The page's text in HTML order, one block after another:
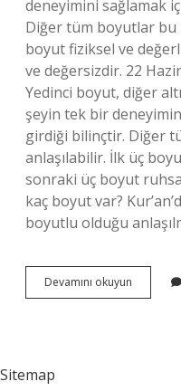
deneyimini sağlamak
Diğer tüm boyutlar bu
boyut fiziksel ve
ve değersizdir. 22
Yedinci boyut, diğer
şeyin tek bir
girdiği bilinçtir. Diğer
anlaşılabilir. İlk üç
sonraki üç boyut
kaç boyut var?
boyutlu olduğu
Devamını okuyun
Boyut
Sitemap